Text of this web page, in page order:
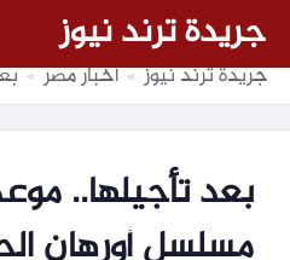
جريدة ترند نيوز
جريدة ترند نيوز » أخبار مصر » بعد
بعد تأجيلها..